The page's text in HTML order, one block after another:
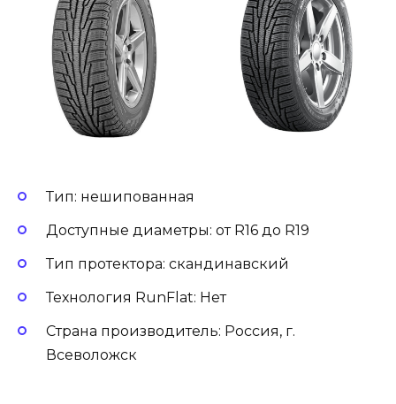
Тип: нешипованная
Доступные диаметры: от R16 до R19
Тип протектора: скандинавский
Технология RunFlat: Нет
Страна производитель: Россия, г.
Всеволожск